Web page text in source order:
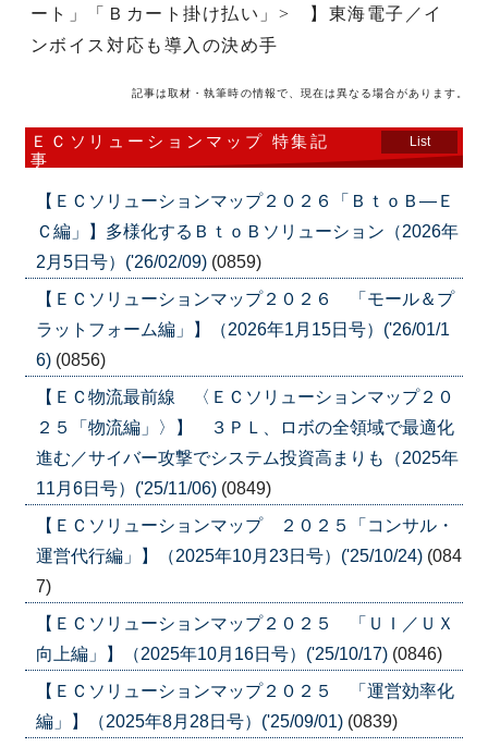
ート」「Ｂカート掛け払い」> 】東海電子／イ
ンボイス対応も導入の決め手
記事は取材・執筆時の情報で、現在は異なる場合があります。
ＥＣソリューションマップ 特集記
事
List
【ＥＣソリューションマップ２０２６「ＢｔｏＢ―Ｅ
Ｃ編」】多様化するＢｔｏＢソリューション（2026年
2月5日号）('26/02/09) (0859)
【ＥＣソリューションマップ２０２６ 「モール＆プ
ラットフォーム編」】（2026年1月15日号）('26/01/1
6) (0856)
【ＥＣ物流最前線 〈ＥＣソリューションマップ２０
２５「物流編」〉】 ３ＰＬ、ロボの全領域で最適化
進む／サイバー攻撃でシステム投資高まりも（2025年
11月6日号）('25/11/06) (0849)
【ＥＣソリューションマップ ２０２５「コンサル・
運営代行編」】（2025年10月23日号）('25/10/24) (084
7)
【ＥＣソリューションマップ２０２５ 「ＵＩ／ＵＸ
向上編」】（2025年10月16日号）('25/10/17) (0846)
【ＥＣソリューションマップ２０２５ 「運営効率化
編」】（2025年8月28日号）('25/09/01) (0839)